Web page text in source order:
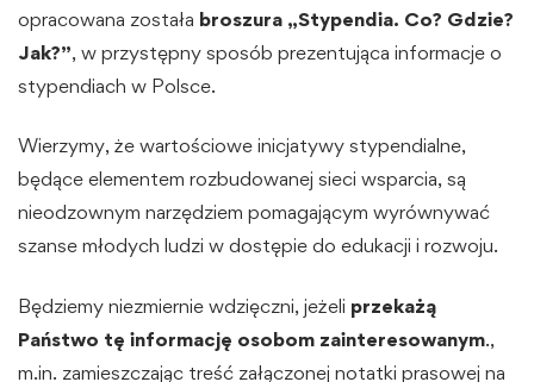
opracowana została broszura „Stypendia. Co? Gdzie?
Jak?”, w przystępny sposób prezentująca informacje o
stypendiach w Polsce.
Wierzymy, że wartościowe inicjatywy stypendialne,
będące elementem rozbudowanej sieci wsparcia, są
nieodzownym narzędziem pomagającym wyrównywać
szanse młodych ludzi w dostępie do edukacji i rozwoju.
Będziemy niezmiernie wdzięczni, jeżeli przekażą
Państwo tę informację osobom zainteresowanym.,
m.in. zamieszczając treść załączonej notatki prasowej na